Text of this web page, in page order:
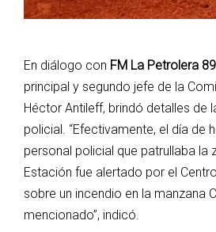
En diálogo con FM La Petrolera
principal y segundo jefe de la
Héctor Antileff, brindó detalles de
policial. “Efectivamente, el día de
personal policial que patrullaba la
Estación fue alertado por el
sobre un incendio en la manzana
mencionado”, indicó.